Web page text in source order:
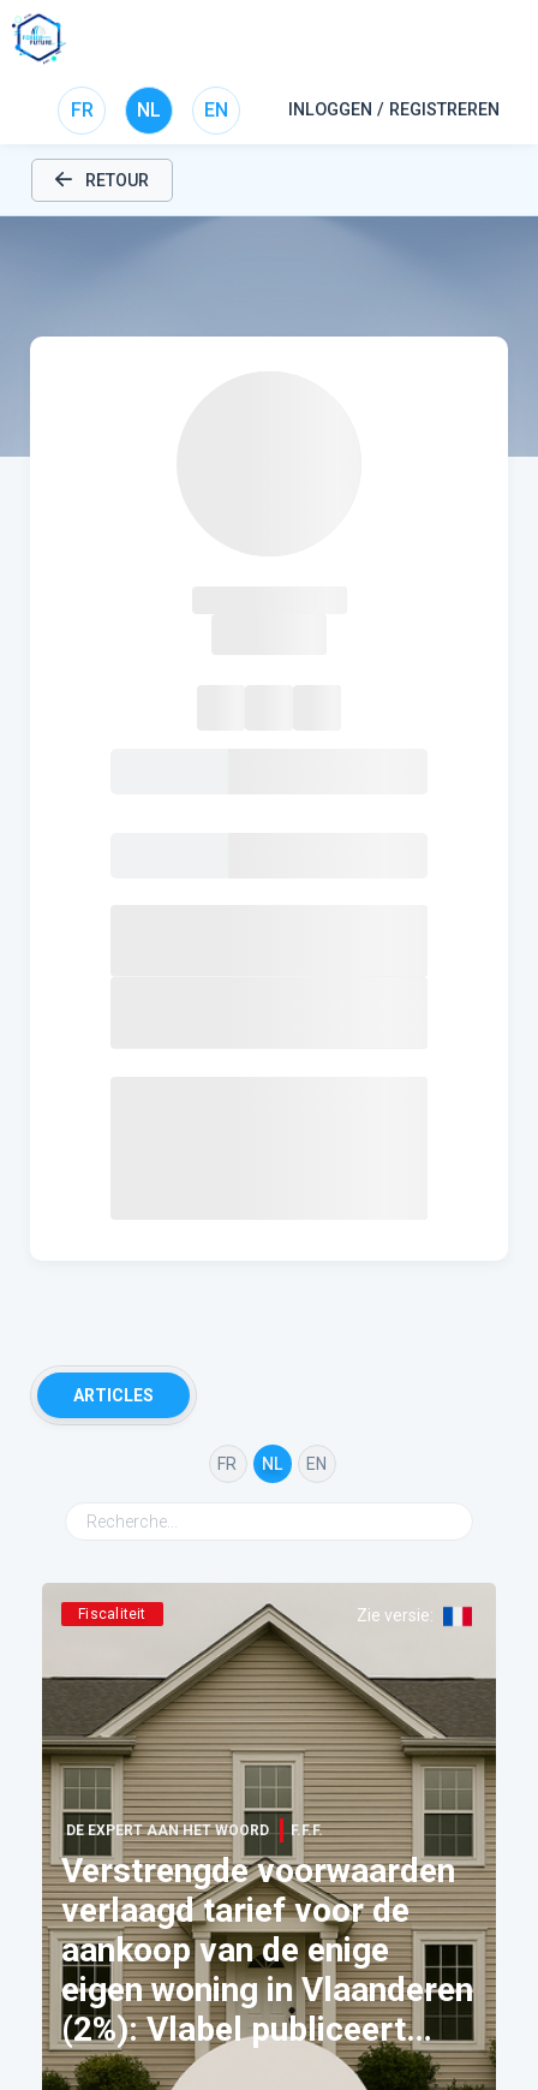
FR NL EN INLOGGEN / REGISTREREN
RETOUR
ARTICLES
FR NL EN
Fiscaliteit Zie versie:
DE EXPERT AAN HET WOORD F.F.F.
Verstrengde voorwaarden
verlaagd tarief voor de
aankoop van de enige
eigen woning in Vlaanderen
(2%): Vlabel publiceert
nieuw standpunt 180 44bis